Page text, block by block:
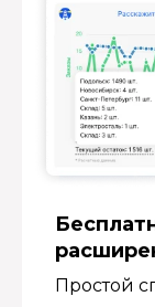
Простой